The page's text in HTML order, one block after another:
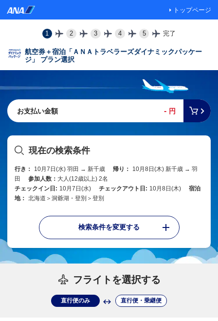
トップページ
1 2 3 4 5 完了
航空券＋宿泊「ＡＮＡトラベラーズダイナミックパッケー
ジ」 プラン選択
お支払い金額 - 円
現在の検索条件
行き： 10月7日(水) 羽田 → 新千歳 帰り：
10月8日(木) 新千歳 → 羽
田
参加人数： 大人(12歳以上) 2名
チェックイン日: 10月7日(水) チェックアウト日: 10月8日(木)
宿泊
地： 北海道＞洞爺湖・登別＞登別
検索条件を変更する
フライトを選択する
直行便のみ 直行便・乗継便